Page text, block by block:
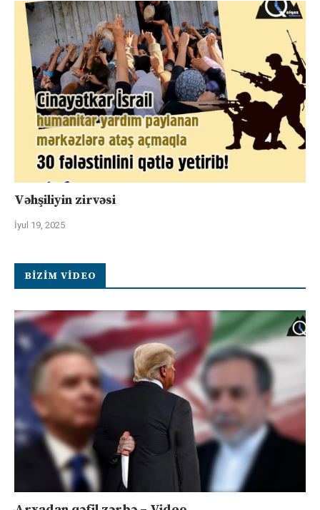
Vəhşiliyin zirvəsi
İyul 19, 2025
BIZIM VIDEO